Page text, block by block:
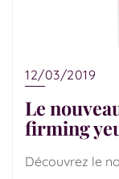
12/03/2019
Le
firming
Découvrez le